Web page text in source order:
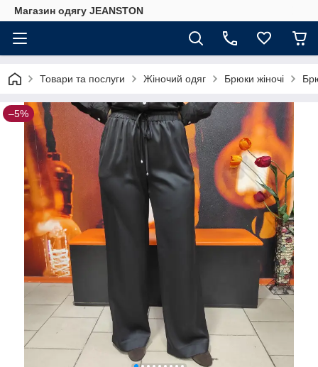
Магазин одягу JEANSTON
Товари та послуги Жіночий одяг Брюки жіночі
–5%